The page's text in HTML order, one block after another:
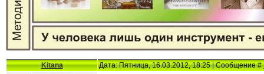
Kitana Дата: Пятница, 16.03.2012, 18:25 | Сообщение #